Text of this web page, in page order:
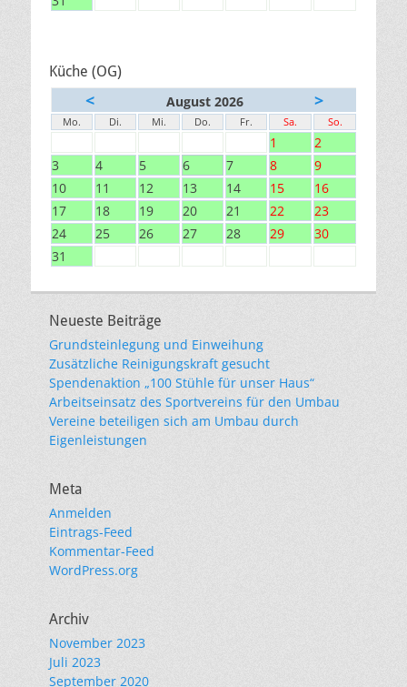
Küche (OG)
< August 2026 >
Mo. Di. Mi. Do. Fr. Sa. So.
1
2
3
4 5 6 7 8
9
10
11 12 13 14 15
16
17
18 19 20 21 22
23
24
25 26 27 28 29
30
31
Neueste Beiträge
Grundsteinlegung und Einweihung
Zusätzliche Reinigungskraft gesucht
Spendenaktion „100 Stühle für unser Haus“
Arbeitseinsatz des Sportvereins für den Umbau
Vereine beteiligen sich am Umbau durch
Eigenleistungen
Meta
Anmelden
Eintrags-Feed
Kommentar-Feed
WordPress.org
Archiv
November 2023
Juli 2023
September 2020